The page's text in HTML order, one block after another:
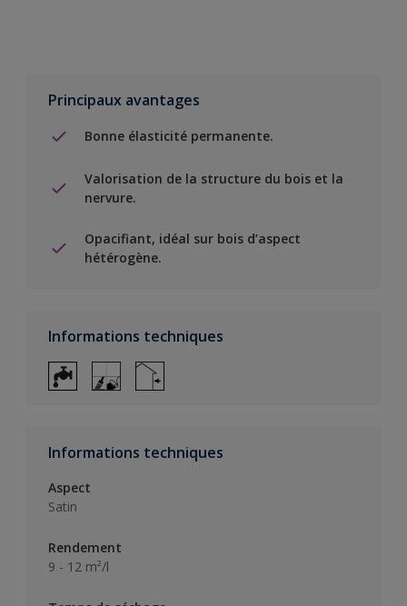
Principaux avantages
Bonne élasticité permanente.
Valorisation de la structure du bois et la
nervure.
Opacifiant, idéal sur bois d’aspect
hétérogène.
Informations techniques
Informations techniques
Aspect
Satin
Rendement
9 - 12 m²/l